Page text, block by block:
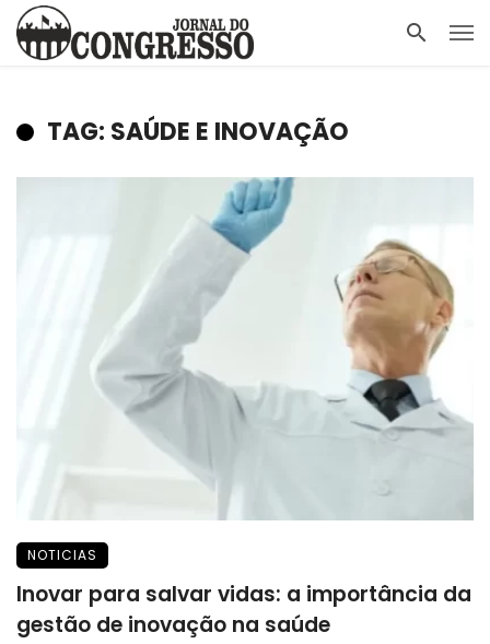
TAG: SAÚDE E INOVAÇÃO
NOTICIAS
Inovar para salvar vidas: a importância da
gestão de inovação na saúde